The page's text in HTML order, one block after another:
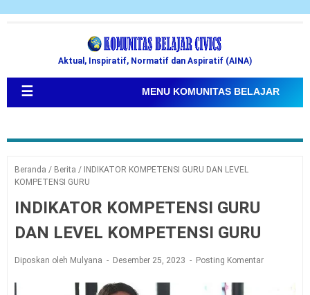
Aktual, Inspiratif, Normatif dan Aspiratif (AINA)
☰ MENU KOMUNITAS BELAJAR
Beranda / Berita / INDIKATOR KOMPETENSI GURU DAN LEVEL
KOMPETENSI GURU
INDIKATOR KOMPETENSI GURU
DAN LEVEL KOMPETENSI GURU
Diposkan oleh Mulyana Desember 25, 2023 Posting Komentar